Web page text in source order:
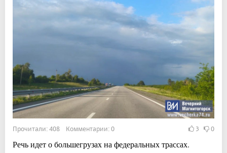
Прочитали: 408 Комментарии: 0 3 0
Речь идет о большегрузах на федеральных трассах.